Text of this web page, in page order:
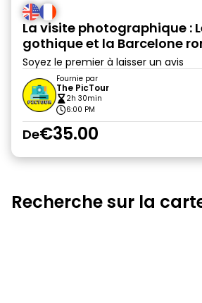
La visite photographique :
gothique et la Barcelone
Soyez le premier à laisser un avis
Fournie par
The PicTour
2h 30min
6:00 PM
De€35.00
Recherche sur la